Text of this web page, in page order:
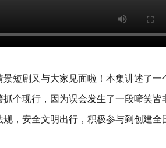
短剧又与大家见面啦！本集讲述了一
抓个现行，因为误会发生了一段啼笑
，安全文明出行，积极参与到创建全